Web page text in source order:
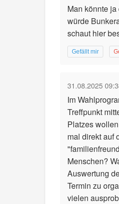
Man könnte
würde
schaut hier
Gefällt mir
31.08.2025
Im
Treffpunkt
Platzes
mal direkt auf
Menschen?
Auswertung
Termin zu
vielen